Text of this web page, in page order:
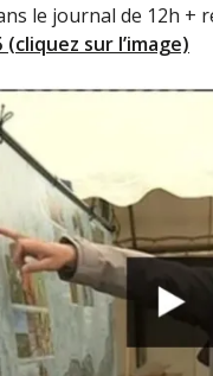
le journal de 12h +
(cliquez sur l’image)